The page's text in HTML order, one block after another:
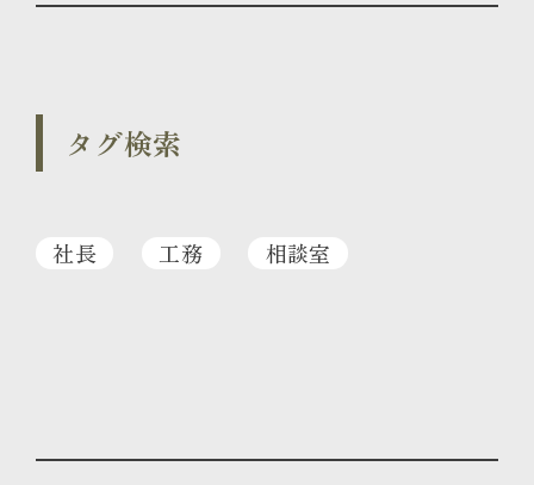
タグ検索
社長 工務 相談室